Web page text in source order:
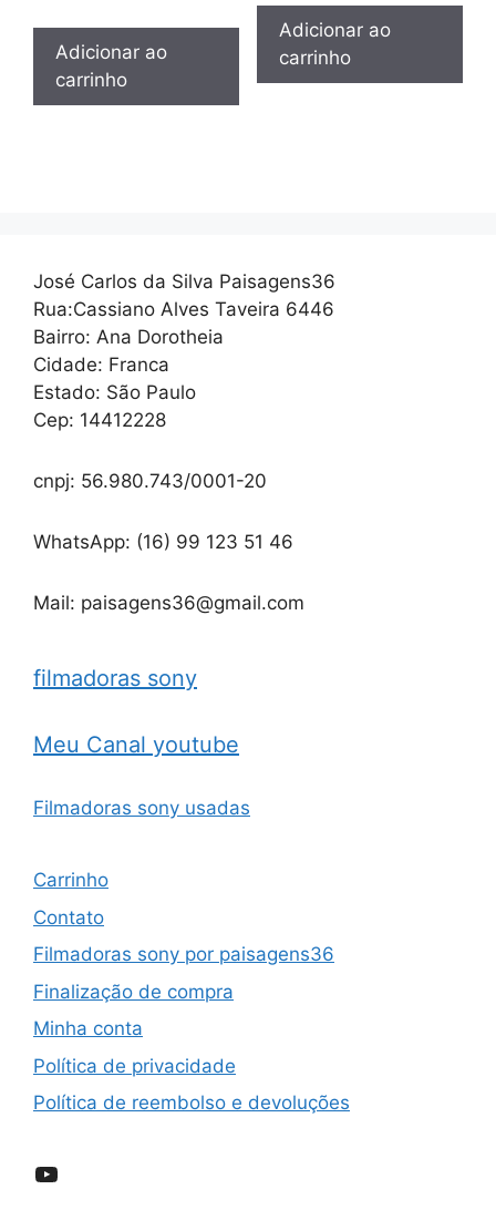
Adicionar ao
carrinho
Adicionar ao
carrinho
José Carlos da Silva Paisagens36
Rua:Cassiano Alves Taveira 6446
Bairro: Ana Dorotheia
Cidade: Franca
Estado: São Paulo
Cep: 14412228
cnpj: 56.980.743/0001-20
WhatsApp: (16) 99 123 51 46
Mail: paisagens36@gmail.com
filmadoras sony
Meu Canal youtube
Filmadoras sony usadas
Carrinho
Contato
Filmadoras sony por paisagens36
Finalização de compra
Minha conta
Política de privacidade
Política de reembolso e devoluções
YouTube